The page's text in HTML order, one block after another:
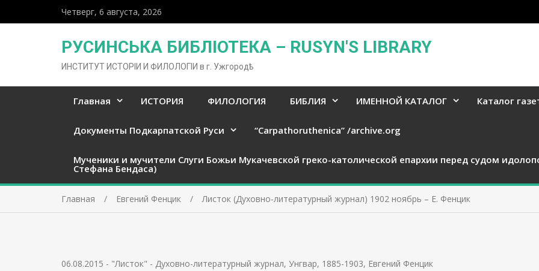
Четверг, 6 августа, 2026
РУСИНСЬКА БИБЛІОТЕКА – RUSYN'S LIBRARY
ИНСТИТУТ ИСТОРІИ И ФИЛОЛОГІИ в г. Ужгородѣ
Главная ИСТОРИЯ ФИЛОЛОГИЯ БИБЛИЯ ИМЕННОЙ КАТАЛОГ Каталог
Документы Подкарпатской Руси “Carpathoruthenica” /archive.org
Мученики и мучители Слуги Божьи Мукачевской греко-католической епархии перед судом
Стефана Бендаса)
Главная Евгений Фенцик Листок (Духовно-литературный журнал) 1902 ноябрь – Е. Фенцик
06.08.2015 - "Листок" - Духовно-литературный журнал, Унгвар, 1885-1903, Евгений Фенцик